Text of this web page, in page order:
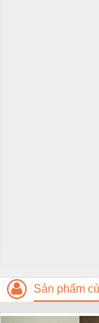
Sản phẩm